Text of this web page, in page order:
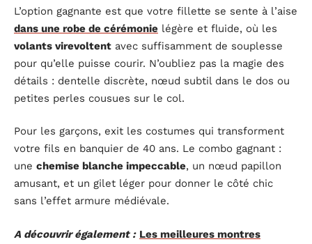
L’option gagnante est que votre fillette se sente à l’aise
dans une robe de cérémonie légère et fluide, où les
volants virevoltent avec suffisamment de souplesse
pour qu’elle puisse courir. N’oubliez pas la magie des
détails : dentelle discrète, nœud subtil dans le dos ou
petites perles cousues sur le col.
Pour les garçons, exit les costumes qui transforment
votre fils en banquier de 40 ans. Le combo gagnant :
une chemise blanche impeccable, un nœud papillon
amusant, et un gilet léger pour donner le côté chic
sans l’effet armure médiévale.
A découvrir également : Les meilleures montres